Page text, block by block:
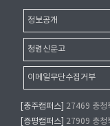
정보공개
청렴신문고
이메일무단수집거부
[충주캠퍼스]
27469 충청
[증평캠퍼스]
27909 충청